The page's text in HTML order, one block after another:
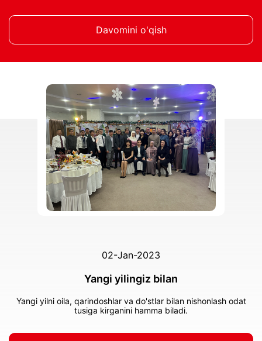
Davomini o'qish
02-Jan-2023
Yangi yilingiz bilan
Yangi yilni oila, qarindoshlar va do'stlar bilan nishonlash odat
tusiga kirganini hamma biladi.